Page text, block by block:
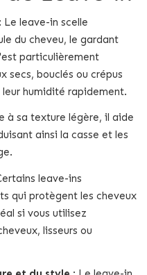
: Le leave-in scelle
du cheveu, le gardant
particulièrement
secs, bouclés ou crépus
humidité rapidement.
à sa texture légère, il aide
ainsi la casse et les
leave-ins
qui protègent les cheveux
si vous utilisez
lisseurs ou